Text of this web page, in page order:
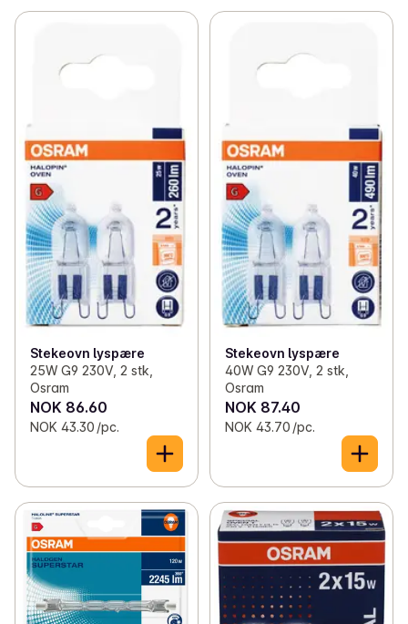
Stekeovn lyspære
25W G9 230V, 2 stk,
Osram
NOK 86.60
NOK 43.30 /pc.
Stekeovn lyspære
40W G9 230V, 2 stk,
Osram
NOK 87.40
NOK 43.70 /pc.